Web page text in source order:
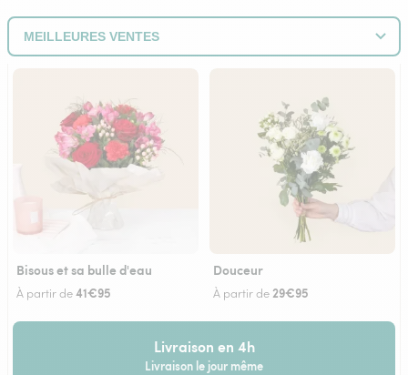
Bisous et sa bulle d'eau
À partir de41€95
Douceur
À partir de 29€95
Livraison en 4h
Livraison le jour même